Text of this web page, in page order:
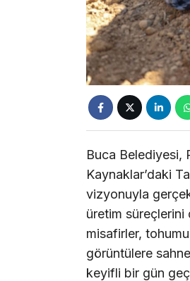
Buca Belediyesi,
Kaynaklar’daki
vizyonuyla
üretim
misafirler,
görüntülere
keyifli bir gün